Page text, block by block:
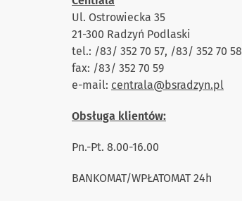
Ul. Ostrowiecka 35
21-300 Radzyń Podlaski
tel.: /83/ 352 70 57, /83/ 352 70 58
fax: /83/ 352 70 59
e-mail: centrala@bsradzyn.pl
Obsługa klientów:
Pn.-Pt. 8.00-16.00
BANKOMAT/WPŁATOMAT 24h